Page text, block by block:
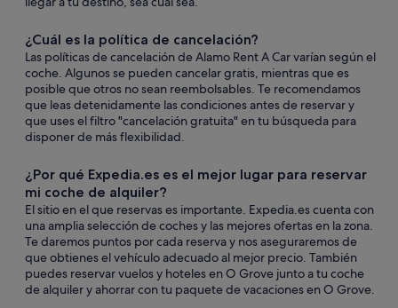
¿Cuál es la política de cancelación?
Las políticas de cancelación de Alamo Rent A Car varían según el
coche. Algunos se pueden cancelar gratis, mientras que es
posible que otros no sean reembolsables. Te recomendamos
que leas detenidamente las condiciones antes de reservar y
que uses el filtro "cancelación gratuita" en tu búsqueda para
disponer de más flexibilidad.
¿Por qué Expedia.es es el mejor lugar para reservar
mi coche de alquiler?
El sitio en el que reservas es importante. Expedia.es cuenta con
una amplia selección de coches y las mejores ofertas en la zona.
Te daremos puntos por cada reserva y nos aseguraremos de
que obtienes el vehículo adecuado al mejor precio. También
puedes reservar vuelos y hoteles en O Grove junto a tu coche
de alquiler y ahorrar con tu paquete de vacaciones en O Grove.